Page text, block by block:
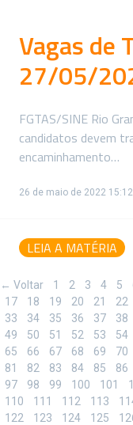
Vagas de
27/05/
FGTAS/SINE Rio
candidatos devem
encaminhamento…
26 de maio de 2022 15:12
LEIA A MATÉRIA
← Voltar 1 2 3 4 5
17
18 19 20 21 22
33
34 35 36 37 38
49
50 51 52 53 54
65
66 67 68 69 70
81
82 83 84 85 86
97
98 99 100 101
110
111 112 113
122
123 124 125